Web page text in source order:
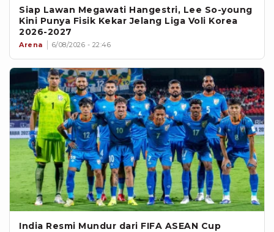
Siap Lawan Megawati Hangestri, Lee So-young
Kini Punya Fisik Kekar Jelang Liga Voli Korea
2026-2027
Arena 6/08/2026 - 22:46
India Resmi Mundur dari FIFA ASEAN Cup